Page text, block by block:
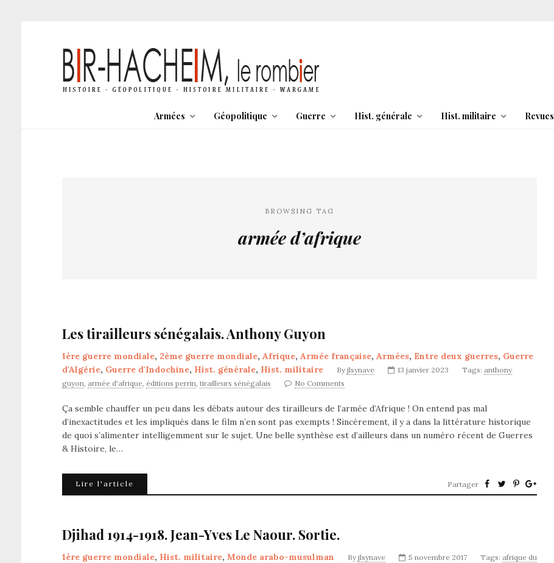
Armées Géopolitique Guerre Hist. générale Hist. militaire Revues
BROWSING TAG
armée d’afrique
Les tirailleurs sénégalais. Anthony Guyon
1ère guerre mondiale, 2ème guerre mondiale, Afrique, Armée française, Armées, Entre deux guerres, Guerre
d'Algérie, Guerre d'Indochine, Hist. générale, Hist. militaire By jlsynave 13 janvier 2023 Tags: anthony
guyon, armée d'afrique, éditions perrin, tirailleurs sénégalais No Comments
Ça semble chauffer un peu dans les débats autour des tirailleurs de l’armée d’Afrique ! On entend pas mal
d’inexactitudes et les impliqués dans le film n’en sont pas exempts ! Sincèrement, il y a dans la littérature historique
de quoi s’alimenter intelligemment sur le sujet. Une belle synthèse est d’ailleurs dans un numéro récent de Guerres
& Histoire, le…
Lire l'article Partager
Djihad 1914-1918. Jean-Yves Le Naour. Sortie.
1ère guerre mondiale, Hist. militaire, Monde arabo-musulman By jlsynave 5 novembre 2017 Tags: afrique du